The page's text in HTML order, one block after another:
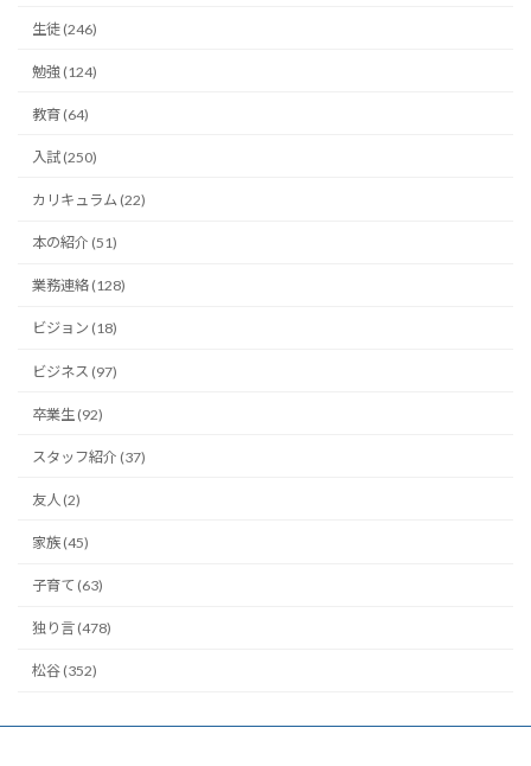
生徒 (246)
勉強 (124)
教育 (64)
入試 (250)
カリキュラム (22)
本の紹介 (51)
業務連絡 (128)
ビジョン (18)
ビジネス (97)
卒業生 (92)
スタッフ紹介 (37)
友人 (2)
家族 (45)
子育て (63)
独り言 (478)
松谷 (352)